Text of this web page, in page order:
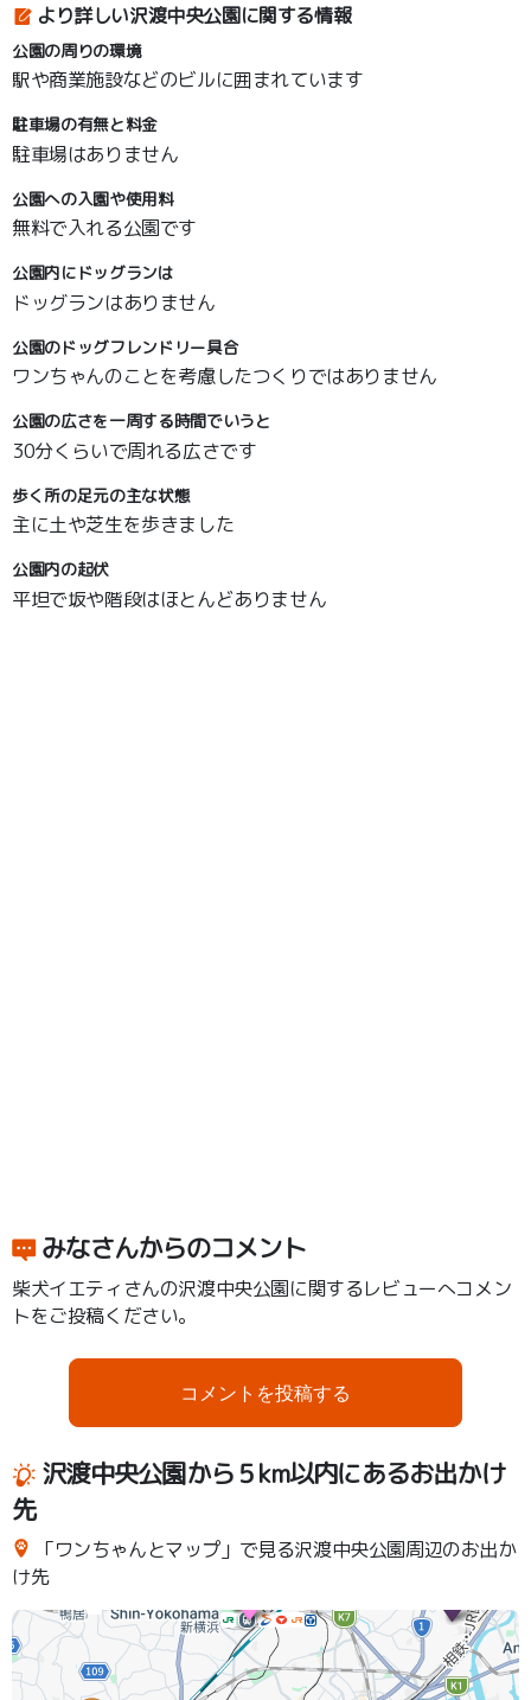
より詳しい沢渡中央公園に関する情報
公園の周りの環境
駅や商業施設などのビルに囲まれています
駐車場の有無と料金
駐車場はありません
公園への入園や使用料
無料で入れる公園です
公園内にドッグランは
ドッグランはありません
公園のドッグフレンドリー具合
ワンちゃんのことを考慮したつくりではありません
公園の広さを一周する時間でいうと
30分くらいで周れる広さです
歩く所の足元の主な状態
主に土や芝生を歩きました
公園内の起伏
平坦で坂や階段はほとんどありません
みなさんからのコメント
柴犬イエティさんの沢渡中央公園に関するレビューへコメン
トをご投稿ください。
コメントを投稿する
沢渡中央公園から５km以内にあるお出かけ
先
「ワンちゃんとマップ」で見る沢渡中央公園周辺のお出か
け先